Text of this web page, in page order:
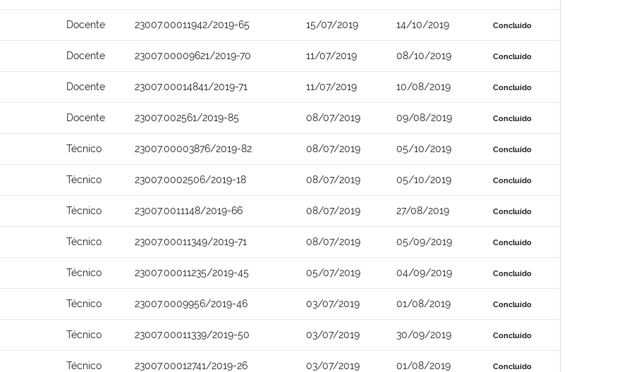
Docente 23007.00011942/2019-65 15/07/2019 14/10/2019 Concluído
Docente 23007.00009621/2019-70 11/07/2019 08/10/2019 Concluído
Docente 23007.00014841/2019-71 11/07/2019 10/08/2019 Concluído
Docente 23007.002561/2019-85 08/07/2019 09/08/2019 Concluído
Técnico 23007.00003876/2019-82 08/07/2019 05/10/2019 Concluído
Técnico 23007.0002506/2019-18 08/07/2019 05/10/2019 Concluído
Técnico 23007.0011148/2019-66 08/07/2019 27/08/2019 Concluído
Técnico 23007.00011349/2019-71 08/07/2019 05/09/2019 Concluído
Técnico 23007.00011235/2019-45 05/07/2019 04/09/2019 Concluído
Técnico 23007.0009956/2019-46 03/07/2019 01/08/2019 Concluído
Técnico 23007.00011339/2019-50 03/07/2019 30/09/2019 Concluído
Técnico 23007.00012741/2019-26 03/07/2019 01/08/2019 Concluído